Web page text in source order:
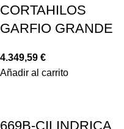
CORTAHILOS
GARFIO GRANDE
4.349,59 €
Añadir al carrito
669B-CILINDRICA